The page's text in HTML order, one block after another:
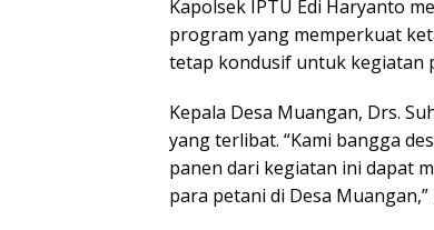
Kapolsek IPTU Edi Haryanto
program yang memperkuat
tetap kondusif untuk kegiatan
Kepala Desa Muangan, Drs.
yang terlibat. “Kami bangga
panen dari kegiatan ini dapat
para petani di Desa